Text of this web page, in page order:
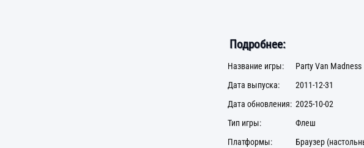
Подробнее:
Название игры:
Party Van Madness
Дата выпуска:
2011-12-31
Дата обновления: 2025-10-02
Тип игры:
Флеш
Платформы:
Браузер